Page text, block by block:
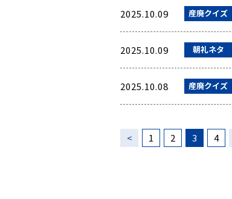
2025.10.09 産廃クイズ
2025.10.09 朝礼ネタ
2025.10.08 産廃クイズ
< 1 2 3 4